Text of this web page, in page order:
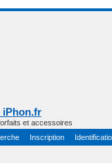
iPhon.fr
et accessoires
Inscription